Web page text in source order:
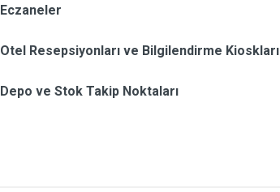
Eczaneler
Otel Resepsiyonları ve Bilgilendirme Kioskları
Depo ve Stok Takip Noktaları